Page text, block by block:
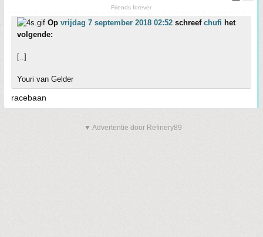
Friends forever
Op vrijdag 7 september 2018 02:52 schreef chufi het
volgende:
[..]
Youri van Gelder
racebaan
▼ Advertentie door Refinery89